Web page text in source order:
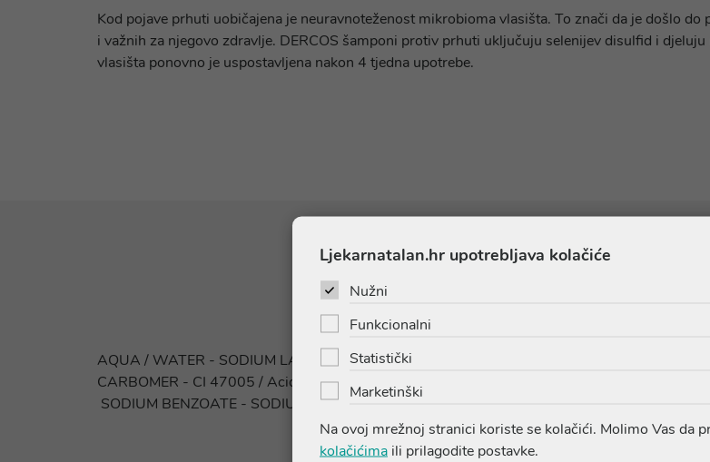
Kod pojave prhuti uobičajena je neuravnoteženost mikrobioma vlasišta. To znači da je došlo
i važnih za njegovo zdravlje. DERCOS šamponi protiv prhuti uključuju selenijev disulfid i
vlasišta ponovno je uspostavljena nakon 4 tjedna upotrebe.
AQUA / WATER - SODIUM LAURETH SULFATE - GLYCOL DISTEARATE - COCO-BETAINE
CARBOMER - CI 47005 / Acid Yellow 3 - CITRIC ACID - MENTHOL - 2-OLEAMIDO-1,3-
SODIUM BENZOATE - SODIUM CHLORIDE - SODIUM HYDROXIDE - TOCOPHERYL
Ljekarnatalan.hr upotrebljava kolačiće
Nužni
Funkcionalni
Statistički
Marketinški
Na ovoj mrežnoj stranici koriste se kolačići. Molimo Vas da
kolačićima ili prilagodite postavke.